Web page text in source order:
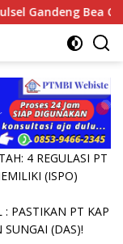
Gandeng Bea
4 REGULASI PT
(ISPO)
: PASTIKAN PT KAP
SUNGAI (DAS)!